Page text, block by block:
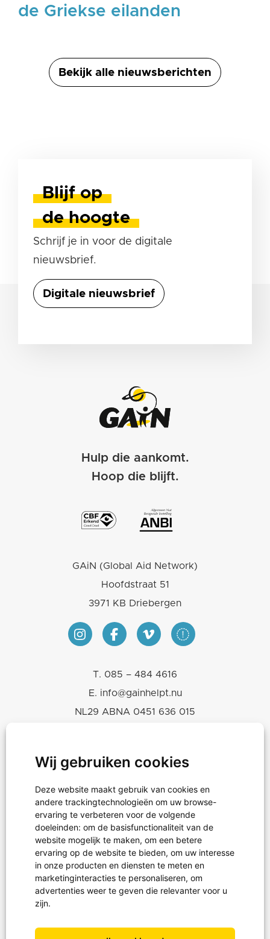
Wij gebruiken cookies
Deze website maakt gebruik van cookies en
andere trackingtechnologieën om uw browse-
ervaring te verbeteren voor de volgende
doeleinden: om de basisfunctionaliteit van de
website mogelijk te maken, om een betere
ervaring op de website te bieden, om uw interesse
in onze producten en diensten te meten en
marketinginteracties te personaliseren, om
advertenties weer te geven die relevanter voor u
zijn.
de Griekse eilanden
Bekijk alle nieuwsberichten
Blijf op
de hoogte
Schrijf je in voor de digitale
nieuwsbrief.
Digitale nieuwsbrief
Hulp die aankomt.
Hoop die blijft.
GAiN (Global Aid Network)
Hoofdstraat 51
3971 KB Driebergen
T. 085 – 484 4616
E. info@gainhelpt.nu
NL29 ABNA 0451 636 015
Hulpgoederen
Projecten
Noodhulp
Projectreizen
Waterprojecten